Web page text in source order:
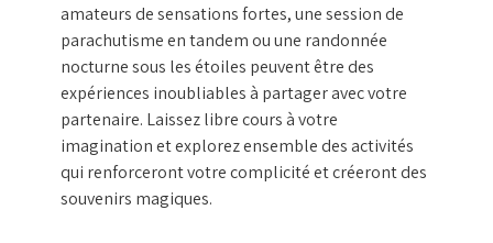
amateurs de sensations fortes, une session de
parachutisme en tandem ou une randonnée
nocturne sous les étoiles peuvent être des
expériences inoubliables à partager avec votre
partenaire. Laissez libre cours à votre
imagination et explorez ensemble des activités
qui renforceront votre complicité et créeront des
souvenirs magiques.